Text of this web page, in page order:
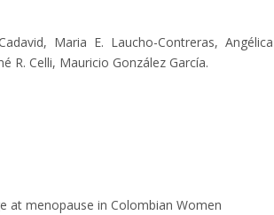
Maria E. Laucho-Contreras, Angélica
R. Celli, Mauricio González García.
at menopause in Colombian Women